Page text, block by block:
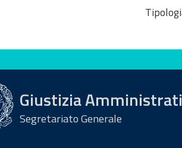
sito
Giustizia
Segretariato Generale